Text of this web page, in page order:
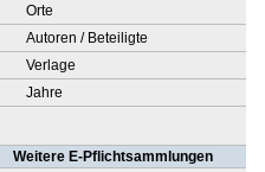
Orte
Autoren / Beteiligte
Verlage
Jahre
Weitere E-Pflichtsammlungen